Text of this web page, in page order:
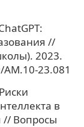
//
2023.
23.081
в
// Вопросы